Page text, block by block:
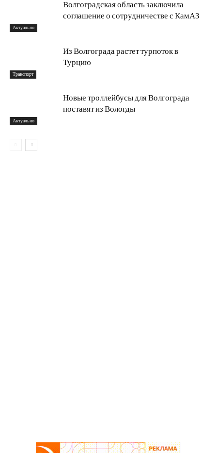
Актуально
Волгоградская область заключила
соглашение о сотрудничестве с КамАЗ
Транспорт
Из Волгограда растет турпоток в
Турцию
Актуально
Новые троллейбусы для Волгограда
поставят из Вологды